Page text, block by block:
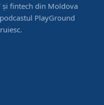
și fintech din Moldova
PlayGround